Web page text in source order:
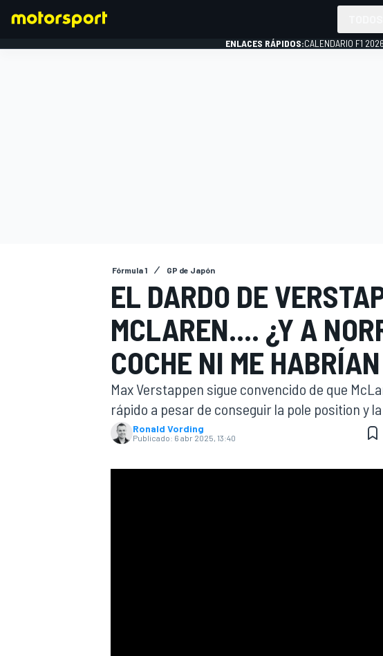
INDYCAR
ENLACES RÁPIDOS:CALENDARIO F1 2026
Fórmula 1 GP de Japón
EL DARDO DE
MCLAREN.... ¿Y A
COCHE NI ME
Max Verstappen sigue convencido de que
rápido a pesar de conseguir la pole position y
Ronald Vording
Publicado: 6 abr 2025, 13:40